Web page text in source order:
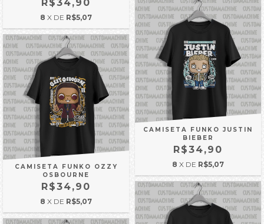
R$34,90
8 X DE R$5,07
CAMISETA FUNKO OZZY
OSBOURNE
R$34,90
8 X DE R$5,07
CAMISETA FUNKO JUSTIN
BIEBER
R$34,90
8 X DE R$5,07